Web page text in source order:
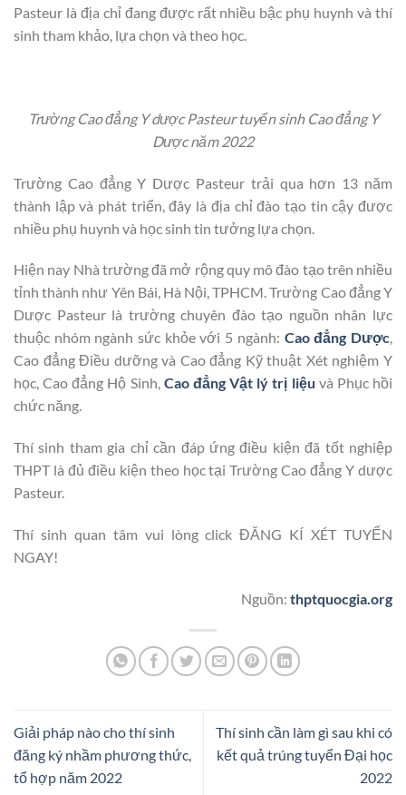
Pasteur là địa chỉ đang được rất nhiều bậc phụ huynh và thí
sinh tham khảo, lựa chọn và theo học.
Trường Cao đẳng Y dược Pasteur tuyển sinh Cao đẳng Y
Dược năm 2022
Trường Cao đẳng Y Dược Pasteur trải qua hơn 13 năm
thành lập và phát triển, đây là địa chỉ đào tạo tin cậy được
nhiều phụ huynh và học sinh tin tưởng lựa chọn.
Hiện nay Nhà trường đã mở rộng quy mô đào tạo trên nhiều
tỉnh thành như Yên Bái, Hà Nội, TPHCM. Trường Cao đẳng Y
Dược Pasteur là trường chuyên đào tạo nguồn nhân lực
thuộc nhóm ngành sức khỏe với 5 ngành: Cao đẳng Dược,
Cao đẳng Điều dưỡng và Cao đẳng Kỹ thuật Xét nghiệm Y
học, Cao đẳng Hộ Sinh, Cao đẳng Vật lý trị liệu và Phục hồi
chức năng.
Thí sinh tham gia chỉ cần đáp ứng điều kiện đã tốt nghiệp
THPT là đủ điều kiện theo học tại Trường Cao đẳng Y dược
Pasteur.
Thí sinh quan tâm vui lòng click ĐĂNG KÍ XÉT TUYỂN
NGAY!
Nguồn: thptquocgia.org
Giải pháp nào cho thí sinh
đăng ký nhầm phương thức,
tổ hợp năm 2022
Thí sinh cần làm gì sau khi có
kết quả trúng tuyển Đại học
2022